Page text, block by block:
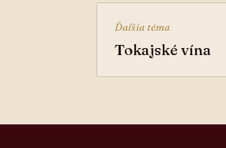
Ďalšia téma
Tokajské vína